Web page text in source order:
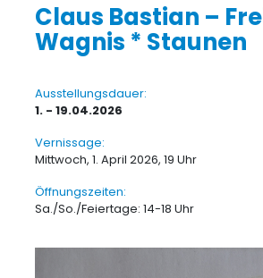
Claus Bastian –
Wagnis * Staunen
Ausstellungsdauer:
1. - 19.04.2026
Vernissage:
Mittwoch, 1. April 2026, 19 Uhr
Öffnungszeiten:
Sa./So./Feiertage: 14-18 Uhr